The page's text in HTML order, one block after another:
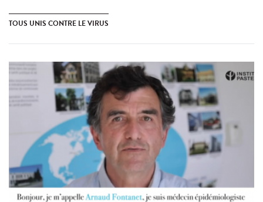
TOUS UNIS CONTRE LE VIRUS